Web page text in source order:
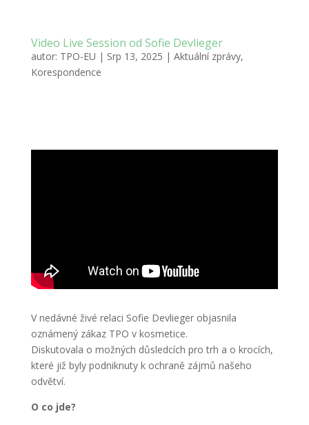
Video Live Session od Sofie Devlieger
autor: TPO-EU | Srp 13, 2025 | Aktuální zprávy,
Korespondence
V nedávné živé relaci Sofie Devlieger objasnila
oznámený zákaz TPO v kosmetice.
Diskutovala o možných důsledcích pro trh a o krocích,
které již byly podniknuty k ochraně zájmů našeho
odvětví.
O co jde?